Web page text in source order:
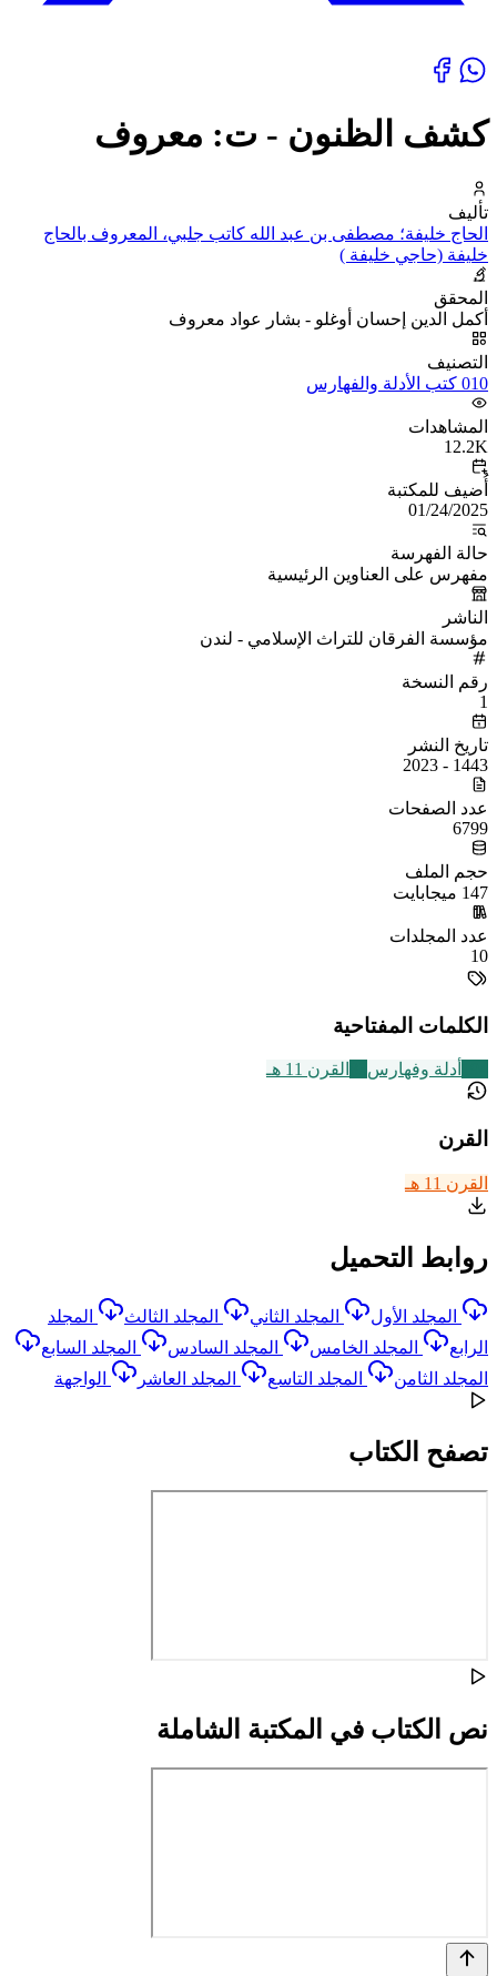
كشف الظنون - ت: معروف
تأليف
الحاج خليفة؛ مصطفى بن عبد الله كاتب جلبي، المعروف بالحاج
خليفة (حاجي خليفة )
المحقق
أكمل الدين إحسان أوغلو - بشار عواد معروف
التصنيف
010 كتب الأدلة والفهارس
المشاهدات
12.2K
أُضيف للمكتبة
01/24/2025
حالة الفهرسة
مفهرس على العناوين الرئيسية
الناشر
مؤسسة الفرقان للتراث الإسلامي - لندن
رقم النسخة
1
تاريخ النشر
1443 - 2023
عدد الصفحات
6799
حجم الملف
147 ميجابايت
عدد المجلدات
10
الكلمات المفتاحية
أدلة وفهارس القرن 11 هـ
القرن
القرن 11 هـ
روابط التحميل
المجلد الأول المجلد الثاني المجلد الثالث
المجلد
الرابع
المجلد الخامس المجلد السادس
المجلد السابع
المجلد الثامن
المجلد التاسع المجلد العاشر الواجهة
تصفح الكتاب
نص الكتاب في المكتبة الشاملة